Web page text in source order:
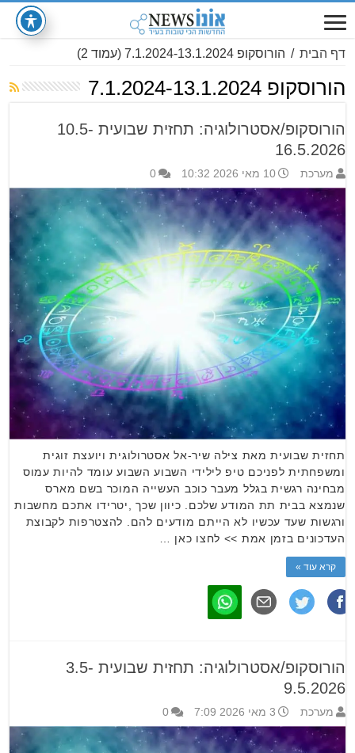
דף הבית / הורוסקופ 7.1.2024-13.1.2024 (עמוד 2)
הורוסקופ 7.1.2024-13.1.2024
הורוסקופ/אסטרולוגיה: תחזית שבועית 10.5-
16.5.2026
מערכת 10 מאי 2026 10:32 0
תחזית שבועית מאת צילה שיר-אל אסטרולוגית ויועצת זוגית
ומשפחתית לפניכם טיפ לילידי השבוע השבוע עומד להיות עמוס
מבחינה רגשית בגלל מעבר כוכב העשייה המוכר בשם מארס
שנמצא בבית תת המודע שלכם. כיוון שכך ,יטרידו אתכם מחשבות
ורגשות שעד עכשיו לא הייתם מודעים להם. להצטרפות לקבוצת
העדכונים בזמן אמת >> לחצו כאן …
קרא עוד »
הורוסקופ/אסטרולוגיה: תחזית שבועית 3.5-
9.5.2026
מערכת 3 מאי 2026 7:09 0